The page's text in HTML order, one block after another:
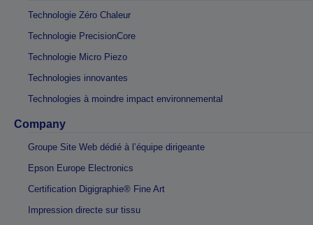
Technologie Zéro Chaleur
Technologie PrecisionCore
Technologie Micro Piezo
Technologies innovantes
Technologies à moindre impact environnemental
Company
Groupe Site Web dédié à l’équipe dirigeante
Epson Europe Electronics
Certification Digigraphie® Fine Art
Impression directe sur tissu